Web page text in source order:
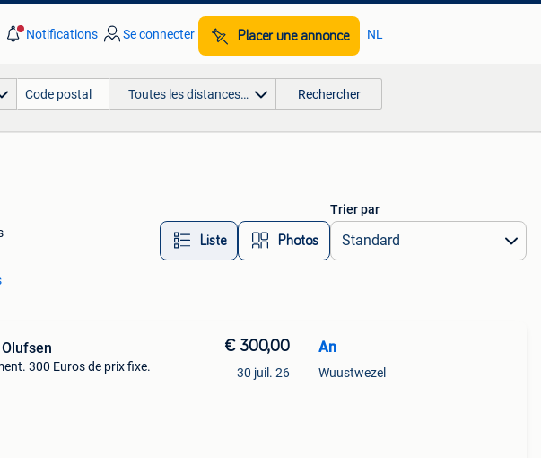
Notifications Se connecter Placer une annonce NL
Toutes les distances… Rechercher
Liste Photos
Trier par
300 Euros de prix fixe.
€ 300,00
30 juil. 26
An
Wuustwezel